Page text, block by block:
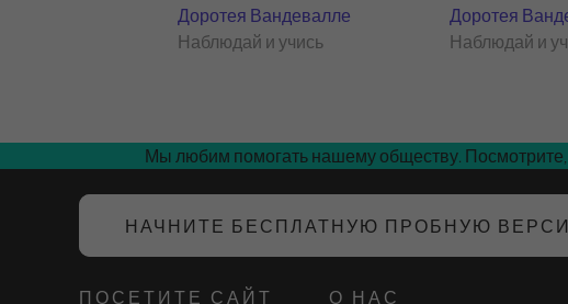
Доротея Вандевалле
Наблюдай и учись
Доротея
Наблюдай и
Мы любим помогать нашему обществу. Посмотрите,
НАЧНИТЕ БЕСПЛАТНУЮ ПРОБНУЮ
ПОСЕТИТЕ САЙТ О НАС